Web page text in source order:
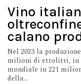
Vino
calano
Nel 2023 la
milioni di ettolitri, in
mondiale in 221
della...